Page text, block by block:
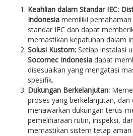
Keahlian dalam Standar IEC:
Indonesia memiliki
standar IEC dan dapat
memastikan kepatuhan dalam
Solusi Kustom: Setiap instalasi
Socomec Indonesia dapat
disesuaikan yang mengatasi
spesifik.
Dukungan Berkelanjutan:
proses yang berkelanjutan,
menawarkan dukungan terus-
pemeliharaan rutin, inspeksi,
memastikan sistem tetap aman